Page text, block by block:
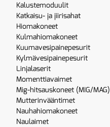
Kalustemoduulit
Katkaisu- ja jiirisahat
Hiomakoneet
Kulmahiomakoneet
Kuumavesipainepesurit
Kylmävesipainepesurit
Linjalaserit
Momenttiavaimet
Mig-hitsauskoneet (MIG/MAG)
Mutterinvääntimet
Nauhahiomakoneet
Naulaimet